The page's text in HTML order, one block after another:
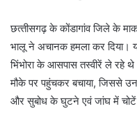
छत्‍तीसगढ़ के कोंडागांव जिले के
भालू ने अचानक हमला कर
भिंभोरा के आसपास तस्वीरें ले रहे
मौके पर पहुंचकर बचाया, जिससे
और सुबोध के घुटने एवं जांघ में